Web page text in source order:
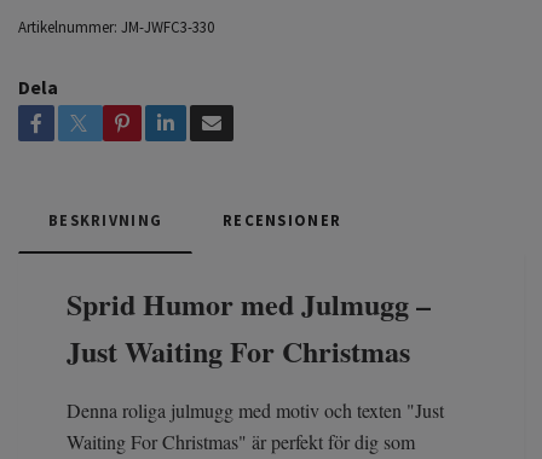
Artikelnummer: JM-JWFC3-330
Dela
BESKRIVNING RECENSIONER
Sprid Humor med Julmugg –
Just Waiting For Christmas
Denna roliga julmugg med motiv och texten "Just
Waiting For Christmas" är perfekt för dig som